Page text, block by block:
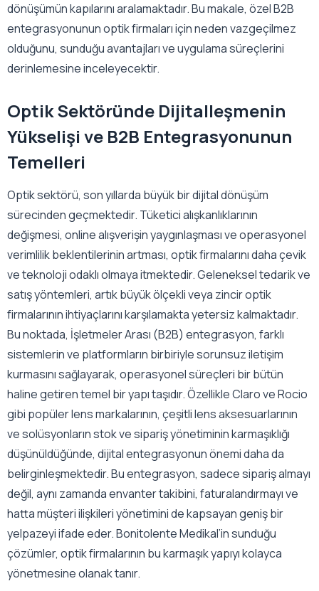
dönüşümün kapılarını aralamaktadır. Bu makale, özel B2B
entegrasyonunun optik firmaları için neden vazgeçilmez
olduğunu, sunduğu avantajları ve uygulama süreçlerini
derinlemesine inceleyecektir.
Optik Sektöründe Dijitalleşmenin
Yükselişi ve B2B Entegrasyonunun
Temelleri
Optik sektörü, son yıllarda büyük bir dijital dönüşüm
sürecinden geçmektedir. Tüketici alışkanlıklarının
değişmesi, online alışverişin yaygınlaşması ve operasyonel
verimlilik beklentilerinin artması, optik firmalarını daha çevik
ve teknoloji odaklı olmaya itmektedir. Geleneksel tedarik ve
satış yöntemleri, artık büyük ölçekli veya zincir optik
firmalarının ihtiyaçlarını karşılamakta yetersiz kalmaktadır.
Bu noktada, İşletmeler Arası (B2B) entegrasyon, farklı
sistemlerin ve platformların birbiriyle sorunsuz iletişim
kurmasını sağlayarak, operasyonel süreçleri bir bütün
haline getiren temel bir yapı taşıdır. Özellikle Claro ve Rocio
gibi popüler lens markalarının, çeşitli lens aksesuarlarının
ve solüsyonların stok ve sipariş yönetiminin karmaşıklığı
düşünüldüğünde, dijital entegrasyonun önemi daha da
belirginleşmektedir. Bu entegrasyon, sadece sipariş almayı
değil, aynı zamanda envanter takibini, faturalandırmayı ve
hatta müşteri ilişkileri yönetimini de kapsayan geniş bir
yelpazeyi ifade eder. Bonitolente Medikal’in sunduğu
çözümler, optik firmalarının bu karmaşık yapıyı kolayca
yönetmesine olanak tanır.